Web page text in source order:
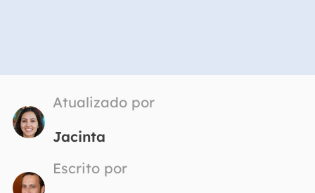
Atualizado por
Jacinta
Escrito por